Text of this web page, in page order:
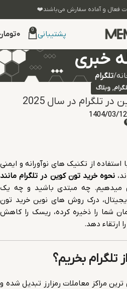
فعال و آماده سفارش می‌باشند❤️
پشتیبانی 0 ۰
خبری
تلگرام
,وبلاگ
تلگرام در سال 2025
استفاده از تکنیک های نوآورانه و ایمنی
نحوه خرید تون کوین در تلگرام مانند
میدهیم. چه مبتدی باشید و چه یک
درک روش های نوین خرید تون
شما را ذخیره کرده، ریسک را کاهش
ارتقاء دهد.
تلگرام بخریم؟
مراکز معاملات رمزارز تبدیل شده و